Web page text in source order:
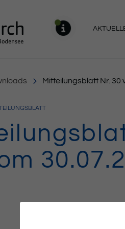
Mitteilungsblatt Nr. 30